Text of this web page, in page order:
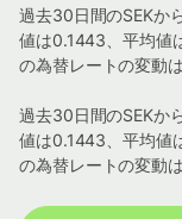
過去30日間のSEKか
値は0.1443、平均値
の為替レートの変動
過去30日間のSEKか
値は0.1443、平均値
の為替レートの変動